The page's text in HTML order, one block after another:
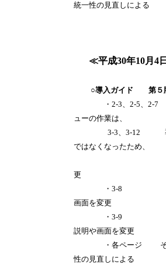
統一性の見直しによる
≪平成30年10月4
○導入ガイド 第５
・2-3、2-5、2-7 [利
ューの作業は、
3-3、3-12 導入時
ではなくなったため、
更
・3-8 利用者
画面を変更
・3-9 利用者
説明や画面を変更
・各ページ その他
性の見直しによる